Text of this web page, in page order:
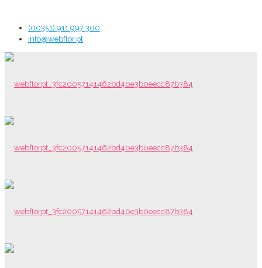
(00351) 911 997 300
info@webflor.pt